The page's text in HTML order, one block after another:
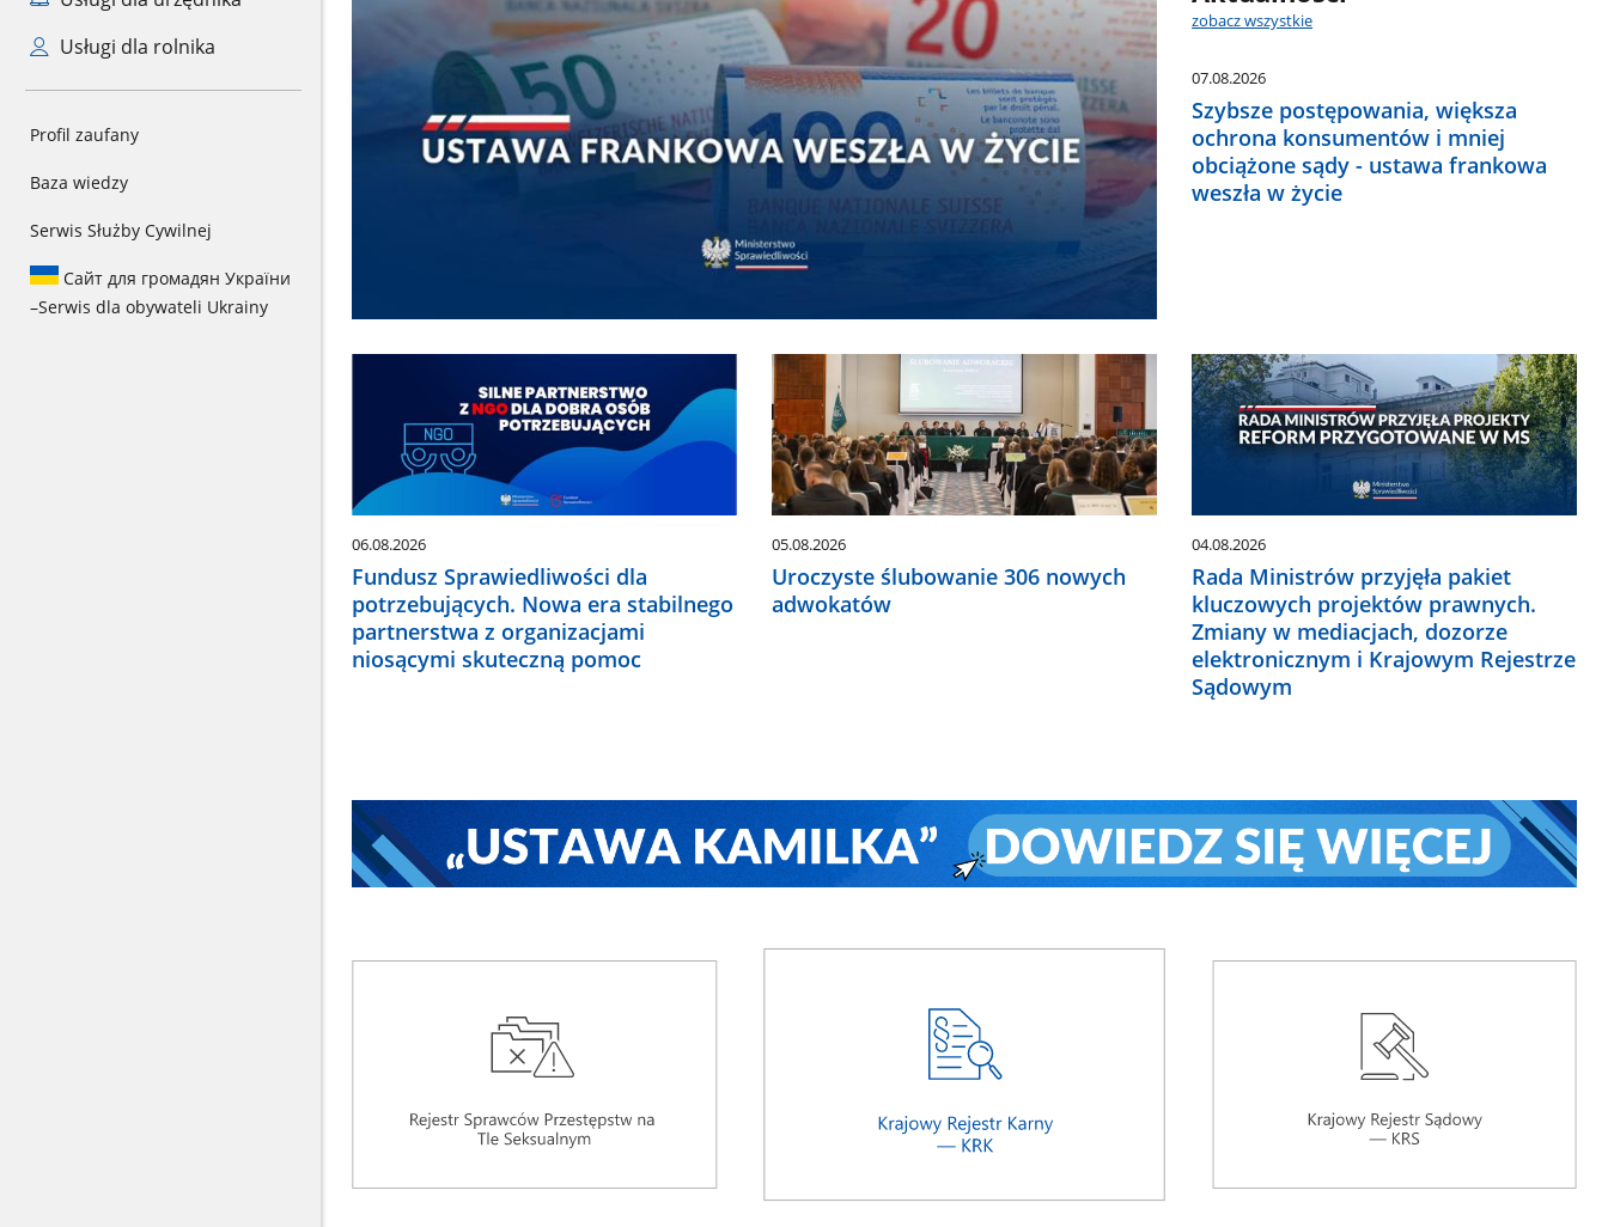
Usługi dla rolnika
Profil zaufany
Baza wiedzy
Serwis Służby Cywilnej
Сайт для громадян України
–Serwis dla obywateli Ukrainy
zobacz wszystkie
07.08.2026
Szybsze postępowania, większa
ochrona konsumentów i mniej
obciążone sądy - ustawa frankowa
weszła w życie
06.08.2026
Fundusz Sprawiedliwości dla
potrzebujących. Nowa era stabilnego
partnerstwa z organizacjami
niosącymi skuteczną pomoc
05.08.2026
Uroczyste ślubowanie 306 nowych
adwokatów
04.08.2026
Rada Ministrów przyjęła pakiet
kluczowych projektów prawnych.
Zmiany w mediacjach, dozorze
elektronicznym i Krajowym Rejestrze
Sądowym